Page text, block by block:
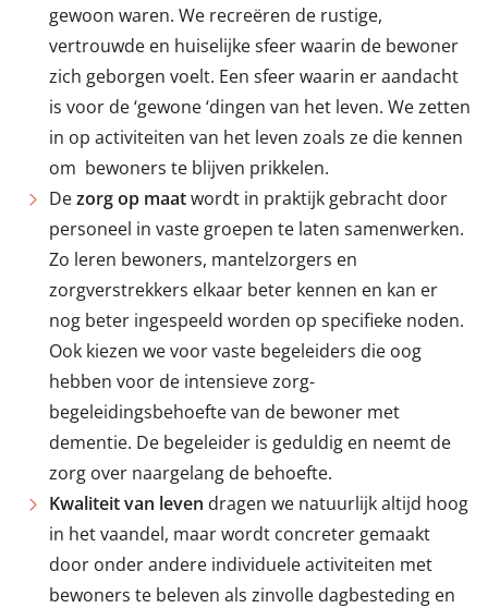
gewoon waren. We recreëren de rustige,
vertrouwde en huiselijke sfeer waarin de bewoner
zich geborgen voelt. Een sfeer waarin er aandacht
is voor de ‘gewone ‘dingen van het leven. We zetten
in op activiteiten van het leven zoals ze die kennen
om bewoners te blijven prikkelen.
Dezorg op maatwordt in praktijk gebracht door
personeel in vaste groepen te laten samenwerken.
Zo leren bewoners, mantelzorgers en
zorgverstrekkers elkaar beter kennen en kan er
nog beter ingespeeld worden op specifieke noden.
Ook kiezen we voor vaste begeleiders die oog
hebben voor de intensieve zorg-
begeleidingsbehoefte van de bewoner met
dementie. De begeleider is geduldig en neemt de
zorg over naargelang de behoefte.
Kwaliteit van leven dragen we natuurlijk altijd hoog
in het vaandel, maar wordt concreter gemaakt
door onder andere individuele activiteiten met
bewoners te beleven als zinvolle dagbesteding en